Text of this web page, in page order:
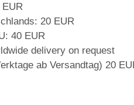
EUR
20 EUR
40 EUR
delivery on request
ab Versandtag) 20